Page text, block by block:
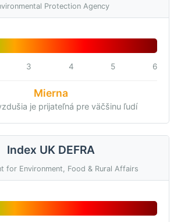
Protection Agency
3 4 5 6
Mierna
je prijateľná pre väčšinu ľudí
Index UK DEFRA
for Environment, Food & Rural Affairs